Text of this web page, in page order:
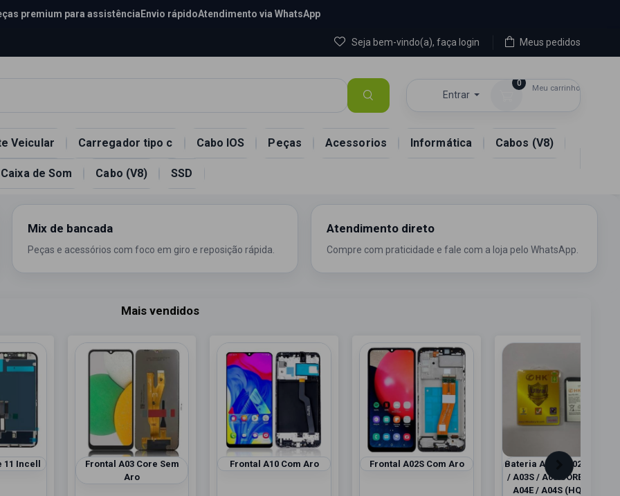
premium para assistência Envio rápidoAtendimento via WhatsApp
Seja bem-vindo(a), faça login Meus pedidos
Entrar
0
Meu carrinho
Veicular Carregador tipo c Cabo IOS Peças Acessorios Informática Cabos (V8)
Caixa de Som Cabo (V8) SSD
Mix de bancada
Peças e acessórios com foco em giro e reposição rápida.
Atendimento direto
Compre com praticidade e fale com a loja pelo WhatsApp.
Mais vendidos
Incell
Frontal A03 Core Sem
Aro
Frontal A10 Com Aro Frontal A02S Com Aro
Bateria A02S (A025) / A03
/ A03S / A03 CORE / A04 /
A04E / A04S (HQ-50S /